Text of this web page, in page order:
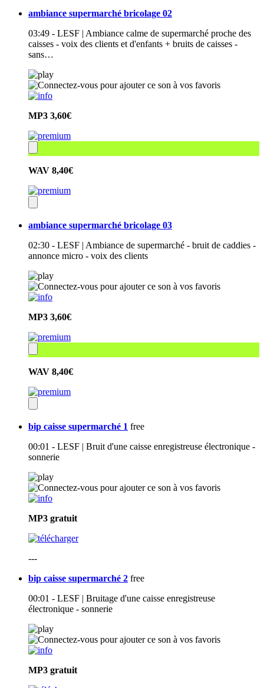
ambiance supermarché bricolage 02
03:49 - LESF | Ambiance calme de supermarché proche des
caisses - voix des clients et d'enfants + bruits de caisses -
sans…
MP3 3,60€
WAV 8,40€
ambiance supermarché bricolage 03
02:30 - LESF | Ambiance de supermarché - bruit de caddies -
annonce micro - voix des clients
MP3 3,60€
WAV 8,40€
bip caisse supermarché 1 free
00:01 - LESF | Bruit d'une caisse enregistreuse électronique -
sonnerie
MP3 gratuit
---
bip caisse supermarché 2 free
00:01 - LESF | Bruitage d'une caisse enregistreuse
électronique - sonnerie
MP3 gratuit